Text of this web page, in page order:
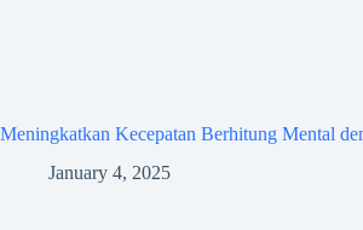
Meningkatkan Kecepatan Berhitung Mental
January 4, 2025